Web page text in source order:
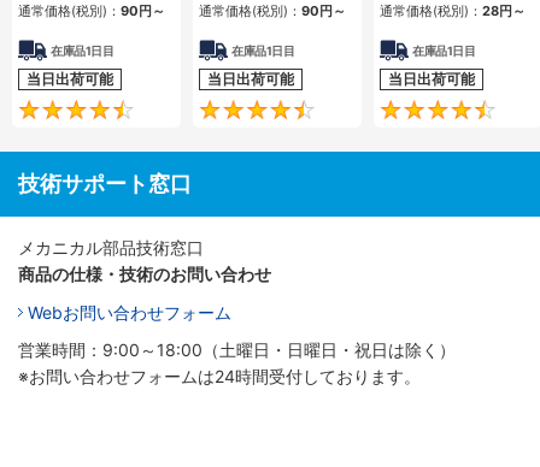
通常価格(税別)： 90円～
在庫品1日目
当日出荷可能
4.7
通常価格(税別)： 90円～
在庫品1日目
当日出荷可能
4.7
通常価格(税別)： 28円～
在庫品1日目
当日出荷可能
技術サポート窓口
メカニカル部品技術窓口
商品の仕様・技術のお問い合わせ
Webお問い合わせフォーム
営業時間：9:00～18:00（土曜日・日曜日・祝日は除く）
※お問い合わせフォームは24時間受付しております。